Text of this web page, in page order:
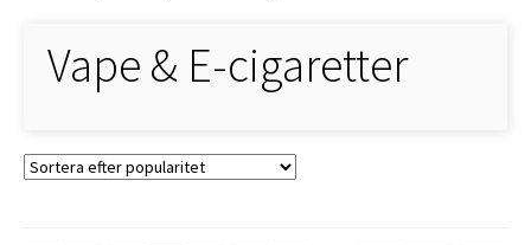
Vape & E-cigaretter